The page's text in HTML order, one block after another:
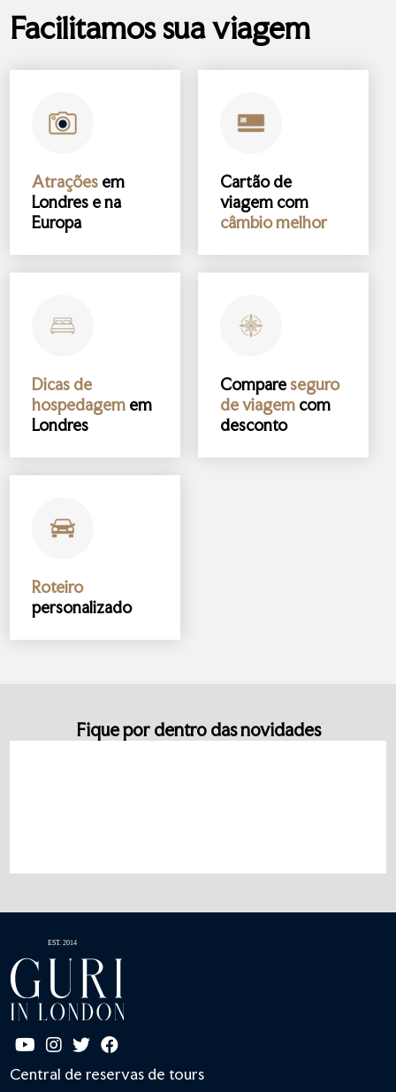
Facilitamos sua viagem
Atrações em
Londres e na
Europa
Cartão de
viagem com
câmbio melhor
Dicas de
hospedagem em
Londres
Compareseguro
de viagem com
desconto
Roteiro
personalizado
Fique por dentro das novidades
Central de reservas de tours